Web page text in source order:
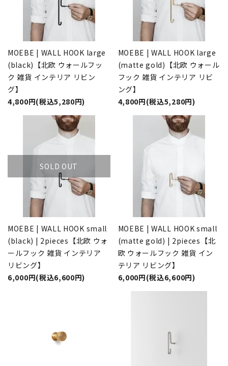
MOEBE | WALL HOOK large
(black)【北欧 ウォールフッ
ク 雑貨 インテリア リビン
グ】
4,800円(税込5,280円)
MOEBE | WALL HOOK large
(matte gold)【北欧 ウォール
フック 雑貨 インテリア リビ
ング】
4,800円(税込5,280円)
SOLD OUT
MOEBE | WALL HOOK small
(black) | 2pieces【北欧 ウォ
ールフック 雑貨 インテリア
リビング】
6,000円(税込6,600円)
MOEBE | WALL HOOK small
(matte gold) | 2pieces【北
欧 ウォールフック 雑貨 イン
テリア リビング】
6,000円(税込6,600円)